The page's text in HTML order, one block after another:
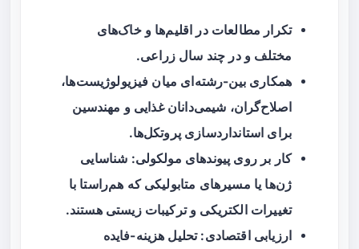
تکرار مطالعات در اقلیم‌ها و خاک‌های
مختلف و در چند سال زراعی.
همکاری بین-رشته‌ای میان فیزیولوژیست‌ها،
اصلاح‌گران، شیمی‌دانان غذایی و مهندسین
برای استانداردسازی پروتکل‌ها.
کار بر روی پیوندهای مولکولی: شناسایی
ژن‌ها یا مسیرهای متابولیکی که هم‌راستا با
تغییرات الکتریکی و ترکیبات زیستی هستند.
ارزیابی اقتصادی: تحلیل هزینه-فایده